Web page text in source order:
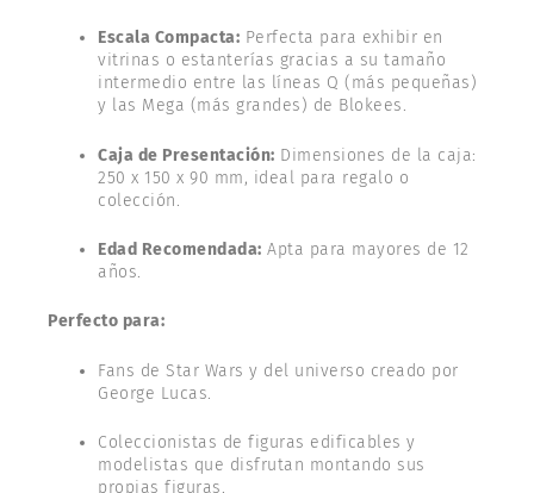
Escala Compacta: Perfecta para exhibir en
vitrinas o estanterías gracias a su tamaño
intermedio entre las líneas Q (más pequeñas)
y las Mega (más grandes) de Blokees.
Caja de Presentación: Dimensiones de la caja:
250 x 150 x 90 mm, ideal para regalo o
colección.
Edad Recomendada: Apta para mayores de 12
años.
Perfecto para:
Fans de Star Wars y del universo creado por
George Lucas.
Coleccionistas de figuras edificables y
modelistas que disfrutan montando sus
propias figuras.